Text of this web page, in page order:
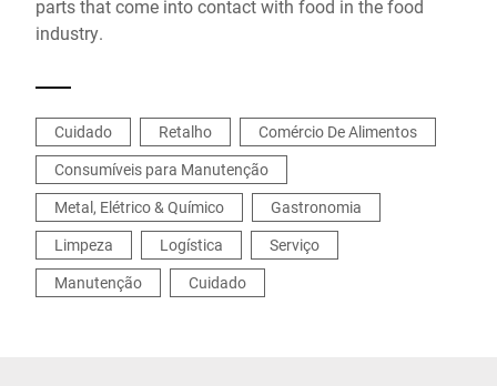
parts that come into contact with food in the food
industry.
Cuidado Retalho
Comércio De Alimentos
Consumíveis para Manutenção
Metal, Elétrico & Químico
Gastronomia
Limpeza
Logística
Serviço
Manutenção
Cuidado